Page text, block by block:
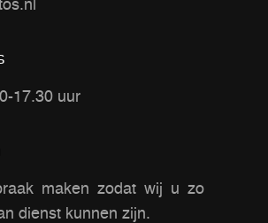
17.30 uur
maken zodat wij u zo
dienst kunnen zijn.